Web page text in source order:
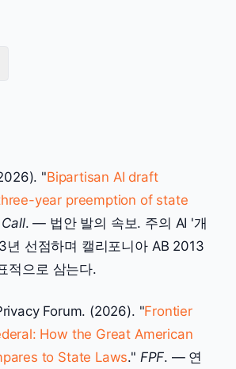
"Bipartisan AI draft
year preemption of state
. — 법안 발의 속보. 주의 AI '개
년 선점하며 캘리포니아 AB 2013
적으로 삼는다.
Forum. (2026). "Frontier
How the Great American
to State Laws." FPF. — 연